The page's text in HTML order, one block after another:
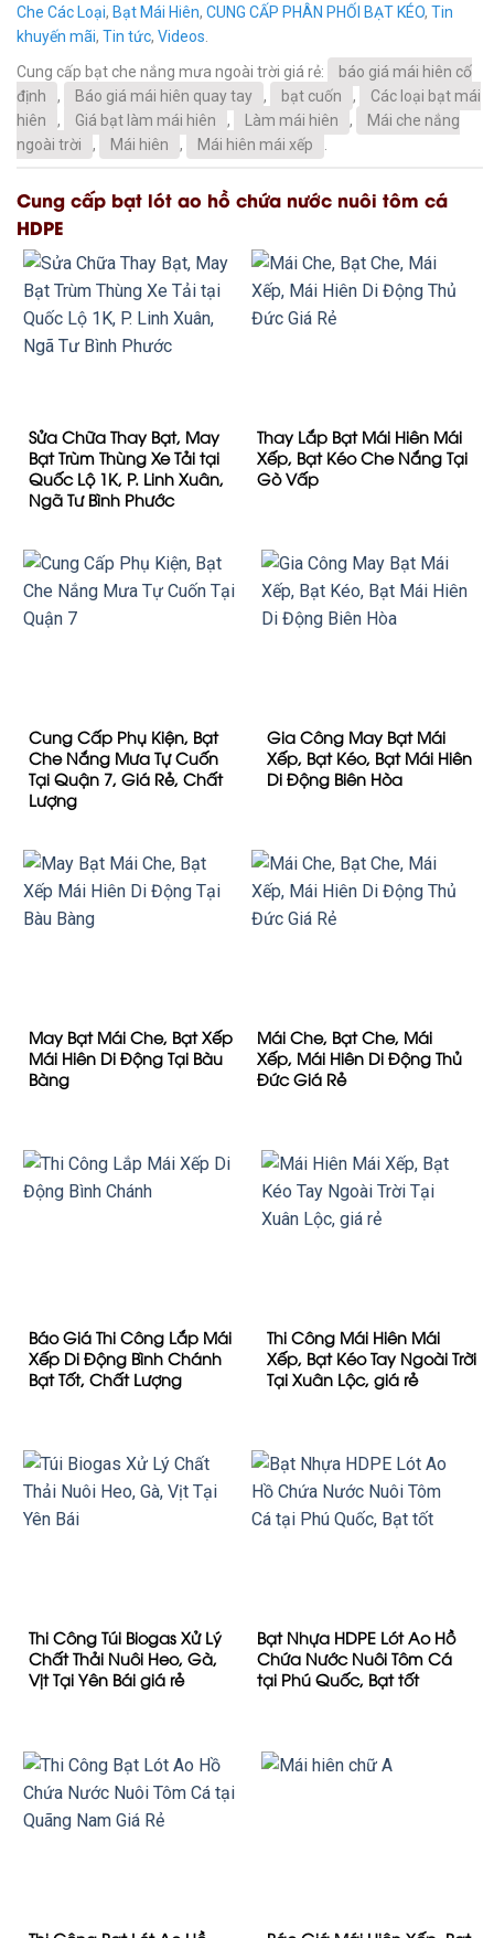
Che Các Loại, Bạt Mái Hiên, CUNG CẤP PHÂN PHỐI BẠT KÉO, Tin
khuyến mãi, Tin tức, Videos.
Cung cấp bạt che nắng mưa ngoài trời giá rẻ:
báo giá mái hiên cố
định
, Báo giá mái hiên quay tay , bạt cuốn ,
Các loại bạt mái
hiên
, Giá bạt làm mái hiên , Làm mái hiên ,
Mái che nắng
ngoài trời
, Mái hiên , Mái hiên mái xếp .
Cung cấp bạt lót ao hồ chứa nước nuôi tôm cá
HDPE
Sửa Chữa Thay Bạt, May
Bạt Trùm Thùng Xe Tải tại
Quốc Lộ 1K, P. Linh Xuân,
Ngã Tư Bình Phước
Thay Lắp Bạt Mái Hiên Mái
Xếp, Bạt Kéo Che Nắng Tại
Gò Vấp
Cung Cấp Phụ Kiện, Bạt
Che Nắng Mưa Tự Cuốn
Tại Quận 7, Giá Rẻ, Chất
Lượng
Gia Công May Bạt Mái
Xếp, Bạt Kéo, Bạt Mái Hiên
Di Động Biên Hòa
May Bạt Mái Che, Bạt Xếp
Mái Hiên Di Động Tại Bàu
Bàng
Mái Che, Bạt Che, Mái
Xếp, Mái Hiên Di Động Thủ
Đức Giá Rẻ
Báo Giá Thi Công Lắp Mái
Xếp Di Động Bình Chánh
Bạt Tốt, Chất Lượng
Thi Công Mái Hiên Mái
Xếp, Bạt Kéo Tay Ngoài Trời
Tại Xuân Lộc, giá rẻ
Thi Công Túi Biogas Xử Lý
Chất Thải Nuôi Heo, Gà,
Vịt Tại Yên Bái giá rẻ
Bạt Nhựa HDPE Lót Ao Hồ
Chứa Nước Nuôi Tôm Cá
tại Phú Quốc, Bạt tốt